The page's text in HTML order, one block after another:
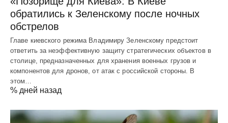
обратились к Зеленскому после ночных
обстрелов
Главе киевского режима Владимиру Зеленскому предстоит
ответить за неэффективную защиту стратегических объектов в
столице, предназначенных для хранения военных грузов и
компонентов для дронов, от атак с российской стороны. В
этом…
% дней назад